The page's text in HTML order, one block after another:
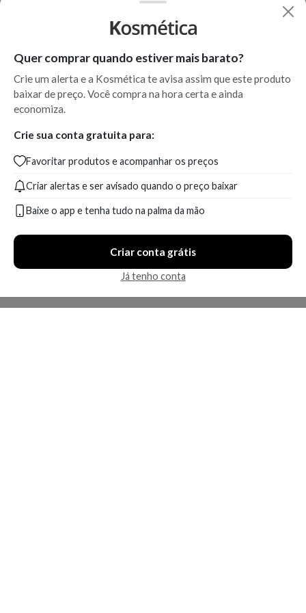
Quer comprar quando estiver mais barato?
Crie um alerta e a Kosmética te avisa assim que este produto
baixar de preço. Você compra na hora certa e ainda
economiza.
Crie sua conta gratuita para:
Favoritar produtos e acompanhar os preços
Criar alertas e ser avisado quando o preço baixar
Baixe o app e tenha tudo na palma da mão
Criar conta grátis
Já tenho conta